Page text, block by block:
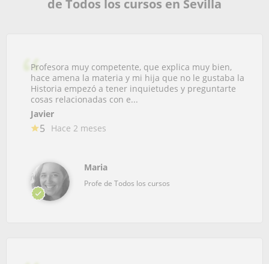
de Todos los cursos en Sevilla
Profesora muy competente, que explica muy bien,
hace amena la materia y mi hija que no le gustaba la
Historia empezó a tener inquietudes y preguntarte
cosas relacionadas con e...
Javier
5 Hace 2 meses
Maria
Profe de Todos los cursos